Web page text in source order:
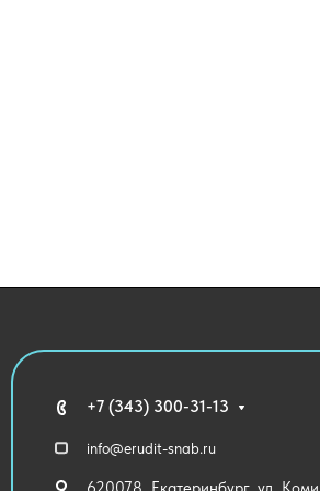
+7 (343) 300-31-13
info@erudit-snab.ru